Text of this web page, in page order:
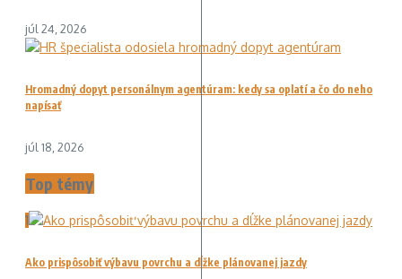
júl 24, 2026
Hromadný dopyt personálnym agentúram: kedy sa oplatí a čo do neho
napísať
júl 18, 2026
Top témy
1
Ako prispôsobiť výbavu povrchu a dĺžke plánovanej jazdy